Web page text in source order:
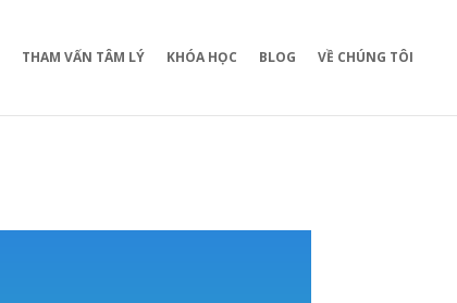
THAM VẤN TÂM LÝ KHÓA HỌC BLOG VỀ CHÚNG TÔI